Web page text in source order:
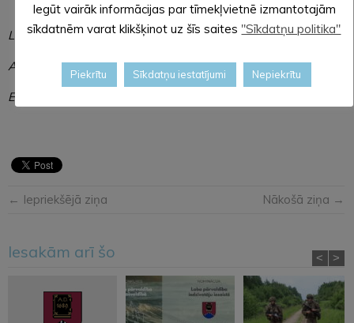
Linda APŠUSALA
Alūksnes novada muzeja
Ekspozīciju un izstāžu kuratore
← Iepriekšējā ziņa Nākošā ziņa →
Iesakām arī šo < >
Iegūt vairāk informācijas par tīmekļvietnē izmantotajām
sīkdatnēm varat klikšķinot uz šīs saites "Sīkdatņu politika"
Piekrītu Sīkdatņu iestatījumi Nepiekrītu